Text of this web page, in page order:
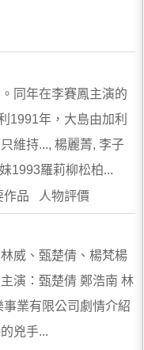
同年在李賽鳳主演的
1991年，大島由加利
維持..., 楊麗菁, 李子
1993羅莉柳松柏...
品 人物評價
威、甄楚倩、楊梵楊
演：甄楚倩 鄭浩南 林
業有限公司劇情介紹
兇手...